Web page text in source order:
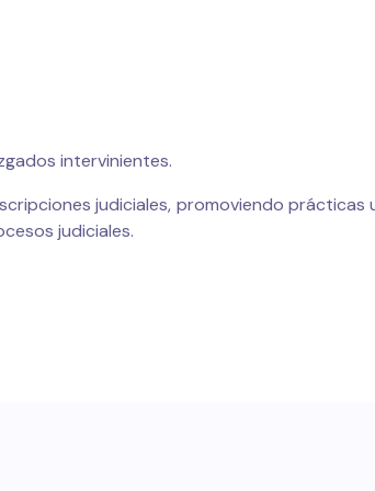
intervinientes.
judiciales, promoviendo prácticas
judiciales.